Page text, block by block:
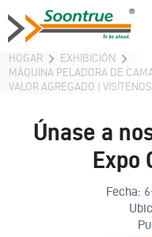
HOGAR
EXHIBICIÓN
MÁQUINA PELADORA DE
VALOR AGREGADO |
Únase a
Expo
Fecha: